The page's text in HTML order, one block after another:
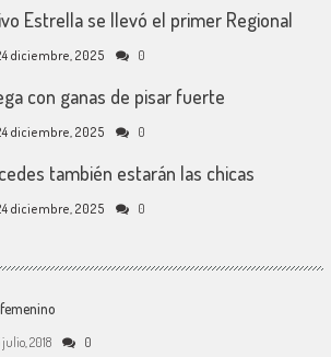
Estrella se llevó el primer Regional
diciembre, 2025 0
con ganas de pisar fuerte
diciembre, 2025 0
también estarán las chicas
diciembre, 2025 0
julio, 2018 0